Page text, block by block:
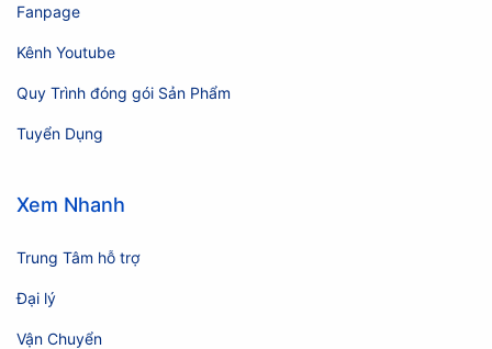
Fanpage
Kênh Youtube
Quy Trình đóng gói Sản Phẩm
Tuyển Dụng
Xem Nhanh
Trung Tâm hỗ trợ
Đại lý
Vận Chuyển